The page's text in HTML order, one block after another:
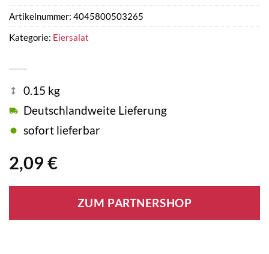
2,09 €
0.15 kg
Deutschlandweite Lieferung
sofort lieferbar
ZUM PARTNERSHOP
Artikelnummer: 4045800503265
Kategorie: Eiersalat